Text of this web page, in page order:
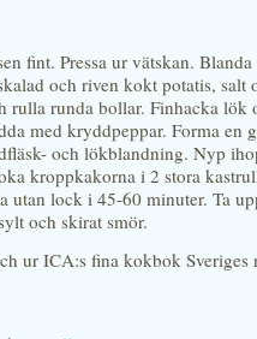
fint. Pressa ur vätskan.
och riven kokt potatis, salt
rulla runda bollar. Finhacka lök
med kryddpeppar. Forma en
och lökblandning. Nyp
kroppkakorna i 2 stora
utan lock i 45-60 minuter. Ta
och skirat smör.
ur ICA:s fina kokbok Sveriges